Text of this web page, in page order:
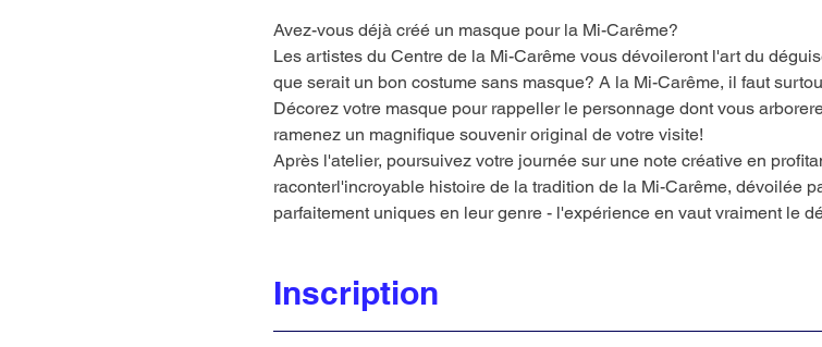
Avez-vous déjà créé un masque pour la Mi-Carême?
Les artistes du Centre de la Mi-Carême vous dévoileront l'art du
que serait un bon costume sans masque? A la Mi-Carême, il faut
Décorez votre masque pour rappeller le personnage dont vous
ramenez un magnifique souvenir original de votre visite!
Après l'atelier, poursuivez votre journée sur une note créative en
raconterl'incroyable histoire de la tradition de la Mi-Carême, dévoilée
parfaitement uniques en leur genre - l'expérience en vaut vraiment le
Inscription